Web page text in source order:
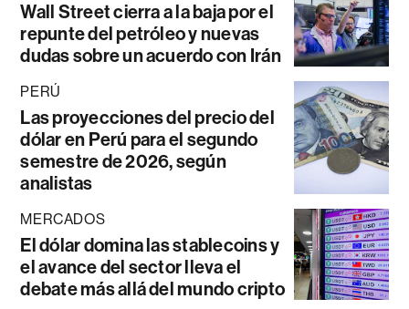
Wall Street cierra a la baja por el
repunte del petróleo y nuevas
dudas sobre un acuerdo con Irán
PERÚ
Las proyecciones del precio del
dólar en Perú para el segundo
semestre de 2026, según
analistas
MERCADOS
El dólar domina las stablecoins y
el avance del sector lleva el
debate más allá del mundo cripto